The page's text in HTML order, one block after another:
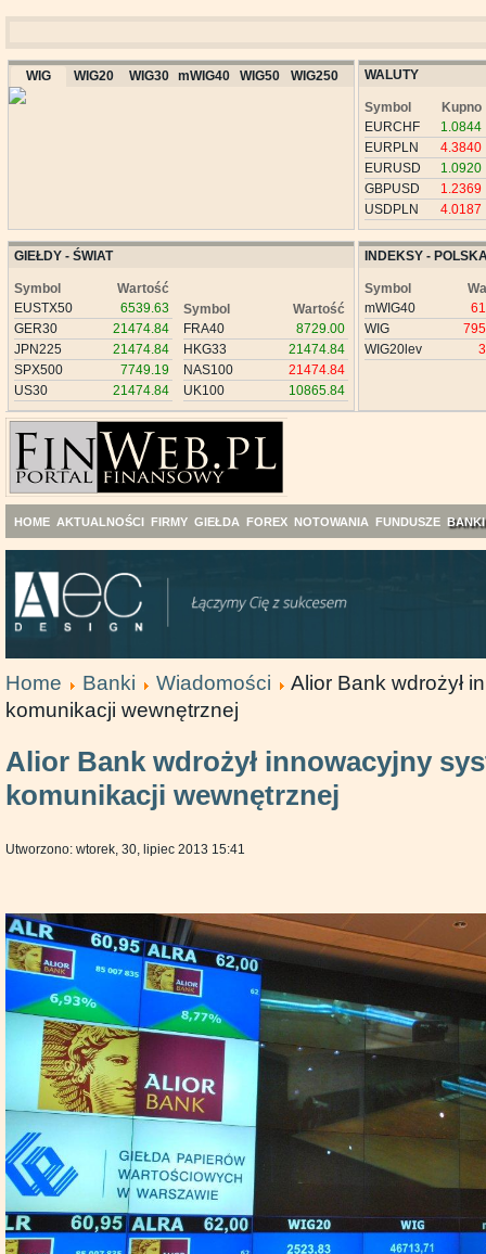
WIG WIG20 WIG30 mWIG40 WIG50 WIG250 WALUTY
Symbol
Kupno
EURCHF
1.0844
EURPLN
4.3840
EURUSD
1.0920
GBPUSD
1.2369
USDPLN
4.0187
GIEŁDY - ŚWIAT
Symbol
Wartość
EUSTX50
6539.63
GER30
21474.84
JPN225
21474.84
SPX500
7749.19
US30
21474.84
Symbol
Wartość
FRA40
8729.00
HKG33
21474.84
NAS100
21474.84
UK100
10865.84
INDEKSY -
Symbol
mWIG40
WIG
WIG20lev
HOME AKTUALNOŚCI FIRMY GIEŁDA FOREX NOTOWANIA FUNDUSZE BANKI
Home Banki Wiadomości
Alior Bank wdrożył
komunikacji wewnętrznej
Alior Bank wdrożył innowacyjny
komunikacji wewnętrznej
Utworzono: wtorek, 30, lipiec 2013 15:41